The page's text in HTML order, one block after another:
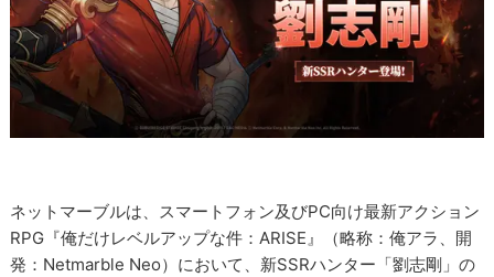
ネットマーブルは、スマートフォン及びPC向け最新アクション
RPG『俺だけレベルアップな件：ARISE』（略称：俺アラ、開
発：Netmarble Neo）において、新SSRハンター「劉志剛」の